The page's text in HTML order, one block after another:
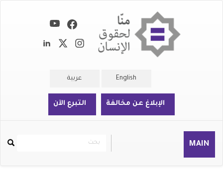
English عربية
الإبلاغ عن مخالفة التبرع الآن
MAIN
Rechercher
بحث